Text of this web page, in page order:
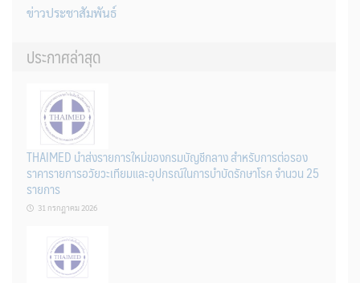
ข่าวประชาสัมพันธ์
ประกาศล่าสุด
THAIMED นำส่งรายการใหม่ของกรมบัญชีกลาง สำหรับการต่อรอง
ราคารายการอวัยวะเทียมและอุปกรณ์ในการบำบัดรักษาโรค จำนวน 25
รายการ
31 กรกฎาคม 2026